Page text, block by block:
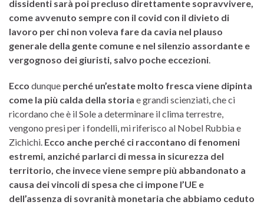
dissidenti sarà poi precluso direttamente sopravvivere,
come avvenuto sempre con il covid con il divieto di
lavoro per chi non voleva fare da cavia nel plauso
generale della gente comune e nel silenzio assordante e
vergognoso dei giuristi, salvo poche eccezioni
Ecco dunque perché un’estate molto fresca viene dipinta
come la più calda della storia e grandi scienziati, che ci
ricordano che è il Sole a determinare il clima terrestre,
vengono presi per i fondelli, mi riferisco al Nobel Rubbia e
Zichichi. Ecco anche perché ci raccontano di fenomeni
estremi, anziché parlarci di messa in sicurezza del
territorio, che invece viene sempre più abbandonato a
causa dei vincoli di spesa che ci impone l’UE e
dell’assenza di sovranità monetaria che abbiamo ceduto